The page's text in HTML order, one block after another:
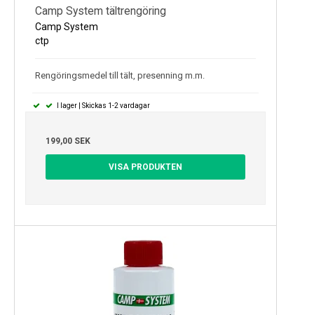
Camp System tältrengöring
Camp System
ctp
Rengöringsmedel till tält, presenning m.m.
I lager | Skickas 1-2 vardagar
199,00 SEK
VISA PRODUKTEN